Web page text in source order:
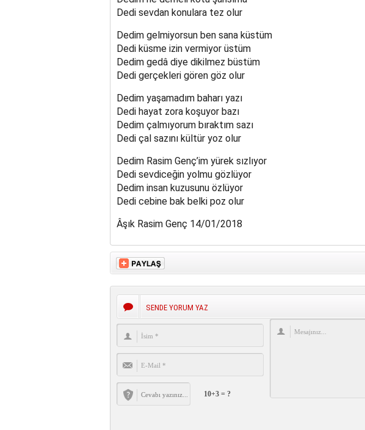
Dedi sevdan konulara tez olur
Dedim gelmiyorsun ben sana küstüm
Dedi küsme izin vermiyor üstüm
Dedim gedâ diye dikilmez büstüm
Dedi gerçekleri gören göz olur
Dedim yaşamadım baharı yazı
Dedi hayat zora koşuyor bazı
Dedim çalmıyorum bıraktım sazı
Dedi çal sazını kültür yoz olur
Dedim Rasim Genç’im yürek sızlıyor
Dedi sevdiceğin yolmu gözlüyor
Dedim insan kuzusunu özlüyor
Dedi cebine bak belki poz olur
Âşık Rasim Genç 14/01/2018
SENDE YORUM YAZ
10+3 = ?